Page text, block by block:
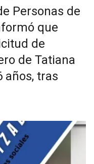
Personas de
que
de
de Tatiana
años, tras